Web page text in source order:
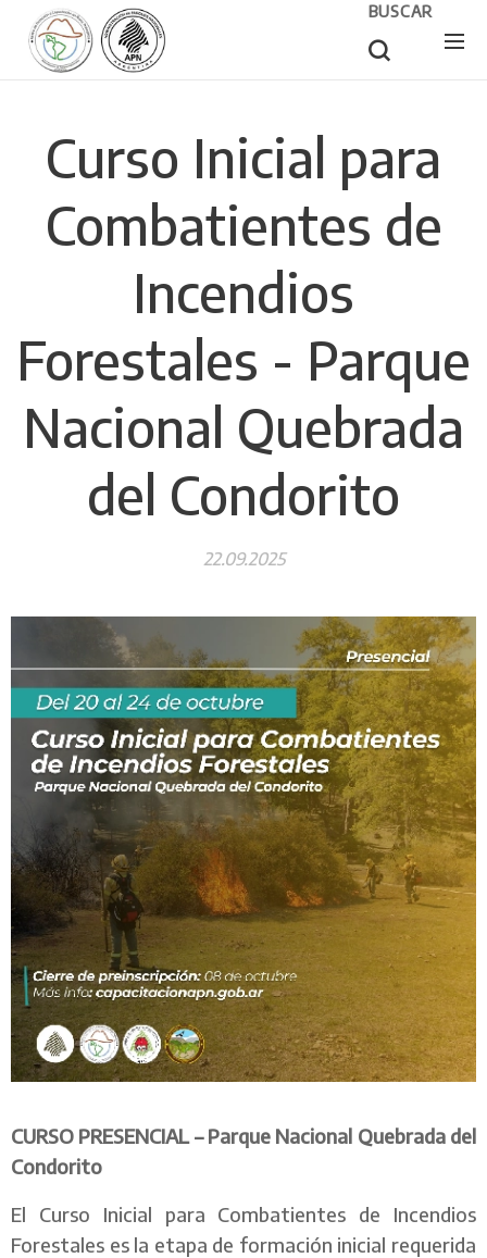
BUSCAR
Curso Inicial para
Combatientes de
Incendios
Forestales - Parque
Nacional Quebrada
del Condorito
22.09.2025
CURSO PRESENCIAL –Parque Nacional Quebrada del
Condorito
El Curso Inicial para Combatientes de Incendios
Forestales es la etapa de formación inicial requerida